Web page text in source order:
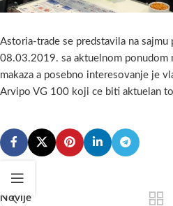
Astoria-trade se predstavila na sajmu
08.03.2019. sa aktuelnom ponudom
makaza a posebno interesovanje je
Arvipo VG 100 koji ce biti aktuelan
Novije